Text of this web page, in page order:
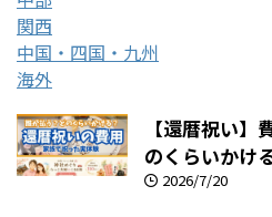
関西
中国・四国・九州
海外
【還暦祝い
のくらいかけ
2026/7/20